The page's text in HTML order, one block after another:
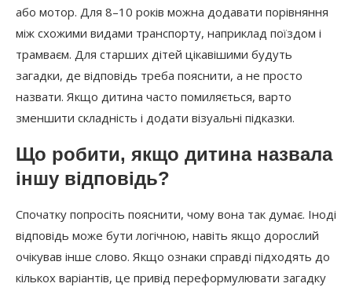
або мотор. Для 8–10 років можна додавати порівняння
між схожими видами транспорту, наприклад поїздом і
трамваєм. Для старших дітей цікавішими будуть
загадки, де відповідь треба пояснити, а не просто
назвати. Якщо дитина часто помиляється, варто
зменшити складність і додати візуальні підказки.
Що робити, якщо дитина назвала
іншу відповідь?
Спочатку попросіть пояснити, чому вона так думає. Іноді
відповідь може бути логічною, навіть якщо дорослий
очікував інше слово. Якщо ознаки справді підходять до
кількох варіантів, це привід переформулювати загадку